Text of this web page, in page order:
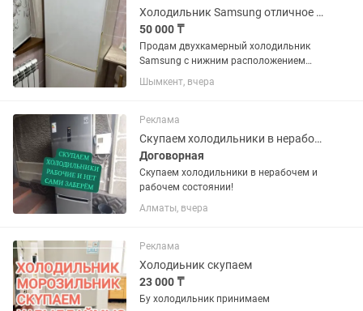
Холодильник Samsung отличное состояние
50 000 ₸
Продам двухкамерный холодильник
Samsung с нижним расположением
морозильной камеры. Холодильник
полностью исправен, в отличном
состоянии. Работает стабильно,
хорошо...
Шымкент, вчера
Реклама
Скупаем холодильники в нерабочем и рабочем состоянии!
Договорная
Скупаем холодильники в нерабочем и
рабочем состоянии!
Алматы, вчера
Реклама
Холодиьник скупаем
23 000 ₸
Бу холодильник принимаем